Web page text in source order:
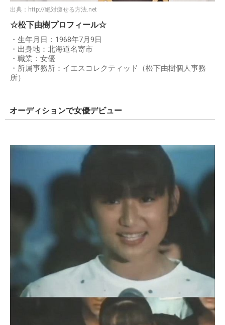
出典： http://絶対痩せる方法.net
☆松下由樹プロフィール☆
・生年月日：1968年7月9日
・出身地：北海道名寄市
・職業：女優
・所属事務所：イエスコレクティッド（松下由樹個人事務
所）
オーディションで女優デビュー